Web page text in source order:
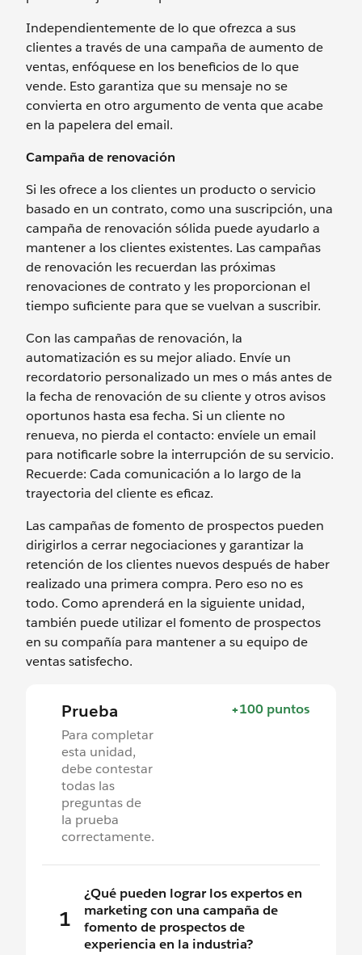
Independientemente de lo que ofrezca a sus
clientes a través de una campaña de aumento de
ventas, enfóquese en los beneficios de lo que
vende. Esto garantiza que su mensaje no se
convierta en otro argumento de venta que acabe
en la papelera del email.
Campaña de renovación
Si les ofrece a los clientes un producto o servicio
basado en un contrato, como una suscripción, una
campaña de renovación sólida puede ayudarlo a
mantener a los clientes existentes. Las campañas
de renovación les recuerdan las próximas
renovaciones de contrato y les proporcionan el
tiempo suficiente para que se vuelvan a suscribir.
Con las campañas de renovación, la
automatización es su mejor aliado. Envíe un
recordatorio personalizado un mes o más antes de
la fecha de renovación de su cliente y otros avisos
oportunos hasta esa fecha. Si un cliente no
renueva, no pierda el contacto: envíele un email
para notificarle sobre la interrupción de su servicio.
Recuerde: Cada comunicación a lo largo de la
trayectoria del cliente es eficaz.
Las campañas de fomento de prospectos pueden
dirigirlos a cerrar negociaciones y garantizar la
retención de los clientes nuevos después de haber
realizado una primera compra. Pero eso no es
todo. Como aprenderá en la siguiente unidad,
también puede utilizar el fomento de prospectos
en su compañía para mantener a su equipo de
ventas satisfecho.